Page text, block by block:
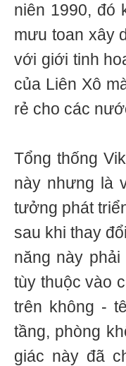
niên 1990, đó
mưu toan xây
với giới tinh
của Liên Xô
rẻ cho các
Tổng thống
này nhưng là
tưởng phát
sau khi thay
năng này
tùy thuộc vào
trên không -
tầng, phòng
giác này đã